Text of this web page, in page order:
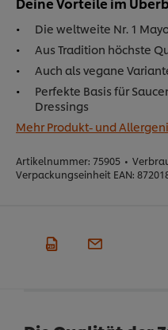
Die weltweite Nr. 1
Aus Tradition höchste
Auch als vegane
Perfekte Basis für
Dressings
Mehr Produkt- und
Artikelnummer: 75905 •
Verpackungseinheit EAN: